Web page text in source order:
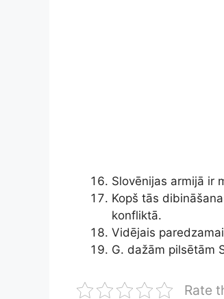
Slovēnijas armijā ir
Kopš tās
konfliktā.
Vidējais
G. dažām pilsētām
Rate